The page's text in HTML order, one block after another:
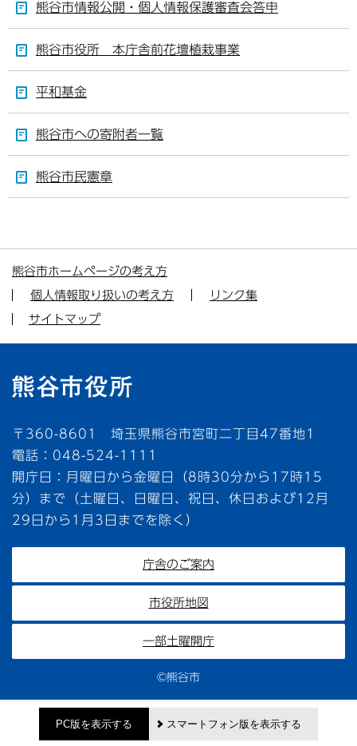
熊谷市情報公開・個人情報保護審査会答申
熊谷市役所 本庁舎前花壇植栽事業
平和基金
熊谷市への寄附者一覧
熊谷市民憲章
熊谷市ホームページの考え方
個人情報取り扱いの考え方
リンク集
サイトマップ
〒360-8601 埼玉県熊谷市宮町二丁目47番地1
電話：048-524-1111
開庁日：月曜日から金曜日（8時30分から17時15
分）まで（土曜日、日曜日、祝日、休日および12月
29日から1月3日までを除く）
庁舎のご案内
市役所地図
一部土曜開庁
©熊谷市
PC版を表示する スマートフォン版を表示する